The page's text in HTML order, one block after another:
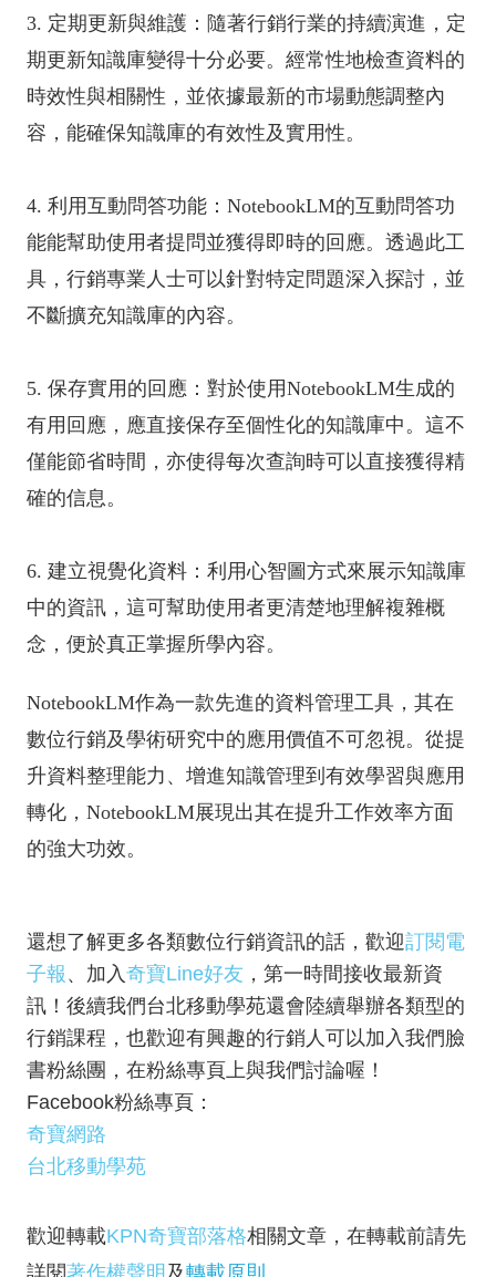
3. 定期更新與維護：隨著行銷行業的持續演進，定
期更新知識庫變得十分必要。經常性地檢查資料的
時效性與相關性，並依據最新的市場動態調整內
容，能確保知識庫的有效性及實用性。
4. 利用互動問答功能：NotebookLM的互動問答功
能能幫助使用者提問並獲得即時的回應。透過此工
具，行銷專業人士可以針對特定問題深入探討，並
不斷擴充知識庫的內容。
5. 保存實用的回應：對於使用NotebookLM生成的
有用回應，應直接保存至個性化的知識庫中。這不
僅能節省時間，亦使得每次查詢時可以直接獲得精
確的信息。
6. 建立視覺化資料：利用心智圖方式來展示知識庫
中的資訊，這可幫助使用者更清楚地理解複雜概
念，便於真正掌握所學內容。
NotebookLM作為一款先進的資料管理工具，其在
數位行銷及學術研究中的應用價值不可忽視。從提
升資料整理能力、增進知識管理到有效學習與應用
轉化，NotebookLM展現出其在提升工作效率方面
的強大功效。
還想了解更多各類數位行銷資訊的話，歡迎訂閱電
子報 、加入奇寶Line好友 ，第一時間接收最新資
訊！後續我們台北移動學苑還會陸續舉辦各類型的
行銷課程，也歡迎有興趣的行銷人可以加入我們臉
書粉絲團，在粉絲專頁上與我們討論喔！
Facebook粉絲專頁：
奇寶網路
台北移動學苑
歡迎轉載KPN奇寶部落格相關文章，在轉載前請先